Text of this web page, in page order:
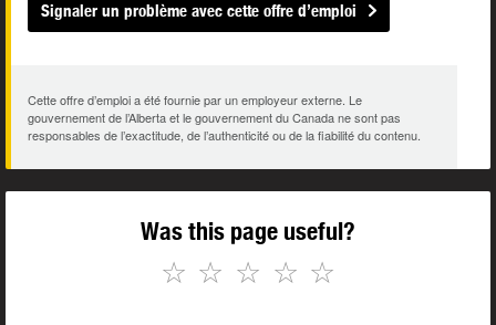
Signaler un problème avec cette offre d’emploi
Cette offre d’emploi a été fournie par un employeur externe. Le
gouvernement de l’Alberta et le gouvernement du Canada ne sont pas
responsables de l’exactitude, de l’authenticité ou de la fiabilité du contenu.
Was this page useful?
☆
☆
☆
☆
☆